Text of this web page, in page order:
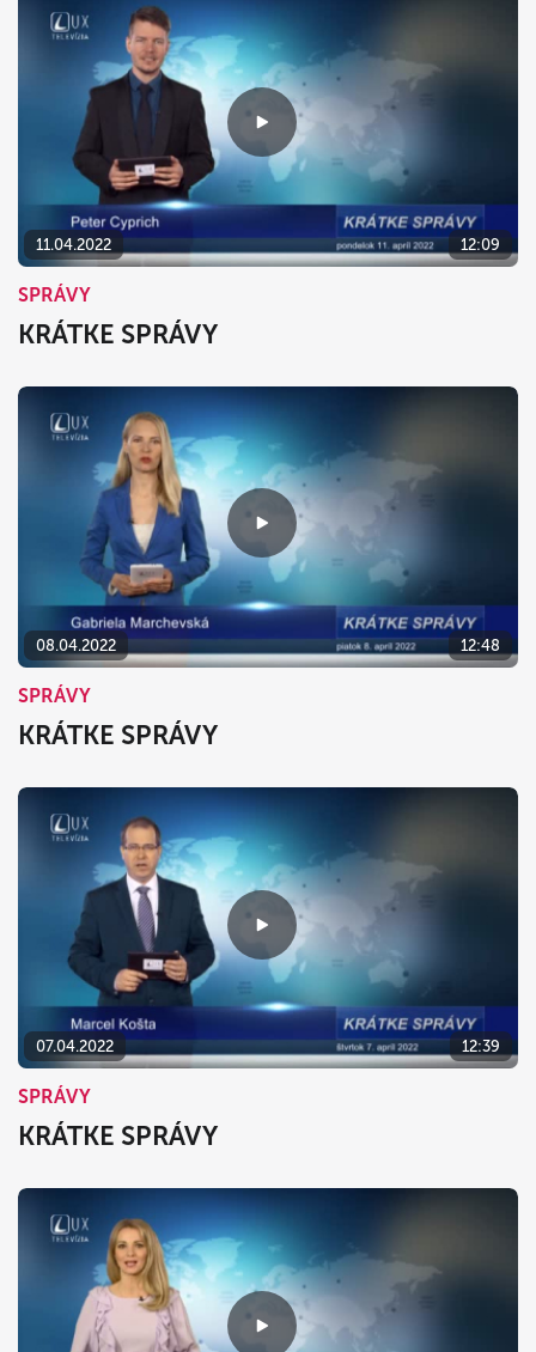
11.04.2022 12:09
SPRÁVY
KRÁTKE SPRÁVY
08.04.2022 12:48
SPRÁVY
KRÁTKE SPRÁVY
07.04.2022 12:39
SPRÁVY
KRÁTKE SPRÁVY